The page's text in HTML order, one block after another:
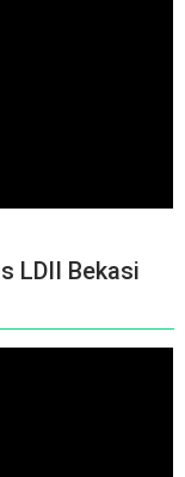
LDII Bekasi